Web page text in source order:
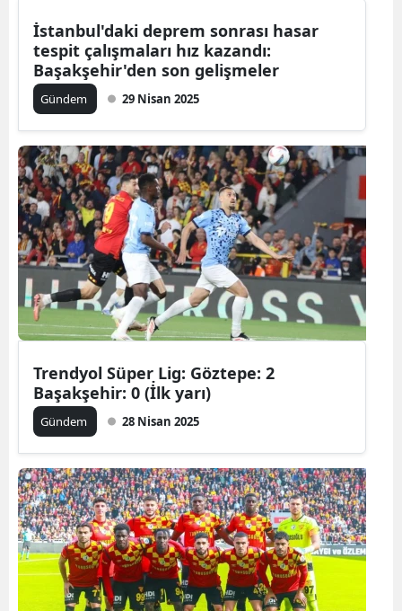
İstanbul'daki deprem sonrası hasar
tespit çalışmaları hız kazandı:
Başakşehir'den son gelişmeler
Gündem 29 Nisan 2025
Trendyol Süper Lig: Göztepe: 2
Başakşehir: 0 (İ̇lk yarı)
Gündem 28 Nisan 2025